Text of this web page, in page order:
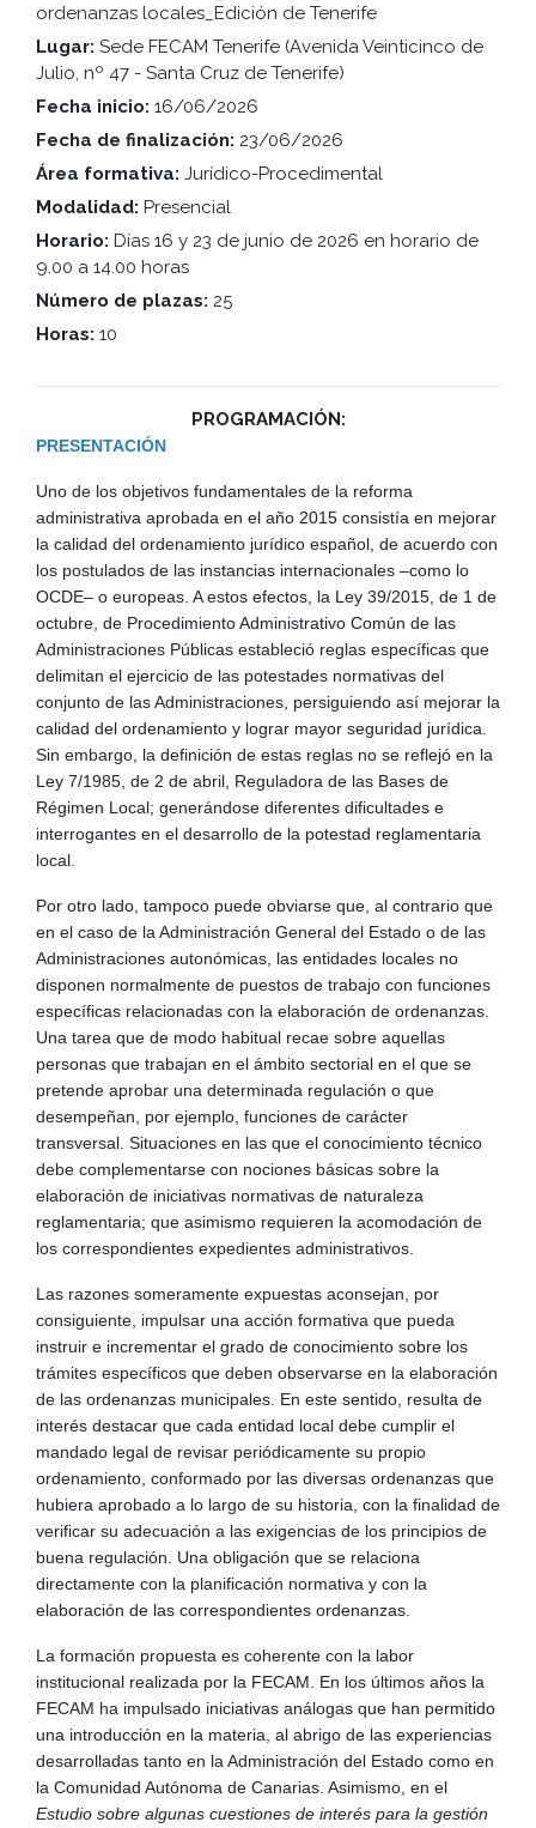
ordenanzas locales_Edición de Tenerife
Lugar: Sede FECAM Tenerife (Avenida Veinticinco de
Julio, nº 47 - Santa Cruz de Tenerife)
Fecha inicio: 16/06/2026
Fecha de finalización: 23/06/2026
Área formativa: Jurídico-Procedimental
Modalidad: Presencial
Horario: Días 16 y 23 de junio de 2026 en horario de
9.00 a 14.00 horas
Número de plazas: 25
Horas: 10
PROGRAMACIÓN:
PRESENTACIÓN
Uno de los objetivos fundamentales de la reforma
administrativa aprobada en el año 2015 consistía en mejorar
la calidad del ordenamiento jurídico español, de acuerdo con
los postulados de las instancias internacionales –como lo
OCDE– o europeas. A estos efectos, la Ley 39/2015, de 1 de
octubre, de Procedimiento Administrativo Común de las
Administraciones Públicas estableció reglas específicas que
delimitan el ejercicio de las potestades normativas del
conjunto de las Administraciones, persiguiendo así mejorar la
calidad del ordenamiento y lograr mayor seguridad jurídica.
Sin embargo, la definición de estas reglas no se reflejó en la
Ley 7/1985, de 2 de abril, Reguladora de las Bases de
Régimen Local; generándose diferentes dificultades e
interrogantes en el desarrollo de la potestad reglamentaria
local.
Por otro lado, tampoco puede obviarse que, al contrario que
en el caso de la Administración General del Estado o de las
Administraciones autonómicas, las entidades locales no
disponen normalmente de puestos de trabajo con funciones
específicas relacionadas con la elaboración de ordenanzas.
Una tarea que de modo habitual recae sobre aquellas
personas que trabajan en el ámbito sectorial en el que se
pretende aprobar una determinada regulación o que
desempeñan, por ejemplo, funciones de carácter
transversal. Situaciones en las que el conocimiento técnico
debe complementarse con nociones básicas sobre la
elaboración de iniciativas normativas de naturaleza
reglamentaria; que asimismo requieren la acomodación de
los correspondientes expedientes administrativos.
Las razones someramente expuestas aconsejan, por
consiguiente, impulsar una acción formativa que pueda
instruir e incrementar el grado de conocimiento sobre los
trámites específicos que deben observarse en la elaboración
de las ordenanzas municipales. En este sentido, resulta de
interés destacar que cada entidad local debe cumplir el
mandado legal de revisar periódicamente su propio
ordenamiento, conformado por las diversas ordenanzas que
hubiera aprobado a lo largo de su historia, con la finalidad de
verificar su adecuación a las exigencias de los principios de
buena regulación. Una obligación que se relaciona
directamente con la planificación normativa y con la
elaboración de las correspondientes ordenanzas.
La formación propuesta es coherente con la labor
institucional realizada por la FECAM. En los últimos años la
FECAM ha impulsado iniciativas análogas que han permitido
una introducción en la materia, al abrigo de las experiencias
desarrolladas tanto en la Administración del Estado como en
la Comunidad Autónoma de Canarias. Asimismo, en el
Estudio sobre algunas cuestiones de interés para la gestión